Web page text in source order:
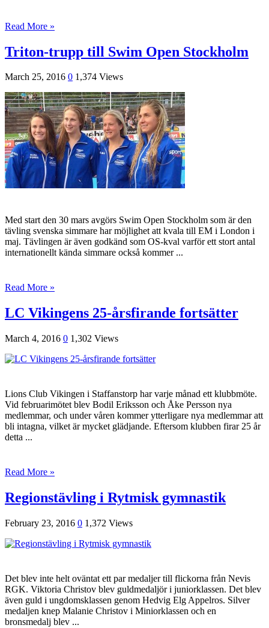
Read More »
Triton-trupp till Swim Open Stockholm
March 25, 2016 0 1,374 Views
Med start den 30 mars avgörs Swim Open Stockholm som är den
tävling svenska simmare har möjlighet att kvala till EM i London i
maj. Tävlingen är även godkänd som OS-kval varför ett stort antal
internationellt kända simmare också kommer ...
Read More »
LC Vikingens 25-årsfirande fortsätter
March 4, 2016 0 1,302 Views
Lions Club Vikingen i Staffanstorp har varje månad ett klubbmöte.
Vid februarimötet blev Bodil Eriksson och Åke Persson nya
medlemmar, och under våren kommer ytterligare nya medlemmar att
bli intagna, vilket är mycket glädjande. Eftersom klubben firar 25 år
detta ...
Read More »
Regionstävling i Rytmisk gymnastik
February 23, 2016 0 1,372 Views
Det blev inte helt oväntat ett par medaljer till flickorna från Nevis
RGK. Viktoria Christov blev guldmedaljör i juniorklassen. Det blev
även guld i ungdomsklassen genom Hedvig Elg Appelros. Silver
medaljen knep Malanie Christov i Miniorklassen och en
bronsmedalj blev ...